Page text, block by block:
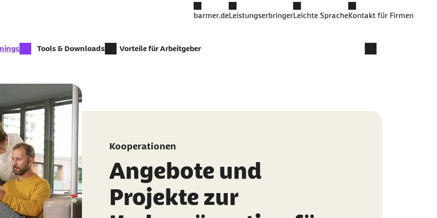
barmer.deLeistungserbringerLeichte SpracheKontakt für Firmen
Tools & Downloads Vorteile für Arbeitgeber
Kooperationen
Angebote und
Projekte zur